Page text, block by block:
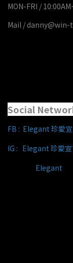
MON-FRI /
Mail /
Social
FB : Elegant 珍愛
IG : Elegant 珍愛
Elegant